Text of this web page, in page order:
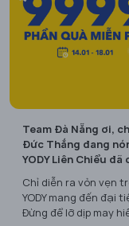
Team Đà Nẵng ơi,
Đức Thắng đang
YODY Liên Chiểu
Chỉ diễn ra vỏn vẹn
YODY mang đến đại
Đừng để lỡ dịp may